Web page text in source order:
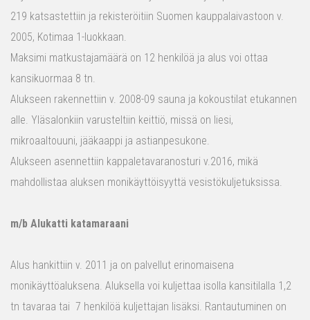
219 katsastettiin ja rekisteröitiin Suomen kauppalaivastoon v.
2005, Kotimaa 1-luokkaan.
Maksimi matkustajamäärä on 12 henkilöä ja alus voi ottaa
kansikuormaa 8 tn.
Alukseen rakennettiin v. 2008-09 sauna ja kokoustilat etukannen
alle. Yläsalonkiin varusteltiin keittiö, missä on liesi,
mikroaaltouuni, jääkaappi ja astianpesukone.
Alukseen asennettiin kappaletavaranosturi v.2016, mikä
mahdollistaa aluksen monikäyttöisyyttä vesistökuljetuksissa.
m/b Alukatti katamaraani
Alus hankittiin v. 2011 ja on palvellut erinomaisena
monikäyttöaluksena. Aluksella voi kuljettaa isolla kansitilalla 1,2
tn tavaraa tai 7 henkilöä kuljettajan lisäksi. Rantautuminen on